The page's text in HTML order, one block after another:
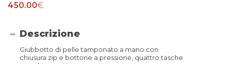
450.00€
Descrizione
Giubbotto di pelle tamponato a mano con
chiusura zip e bottone a pressione, quattro tasche